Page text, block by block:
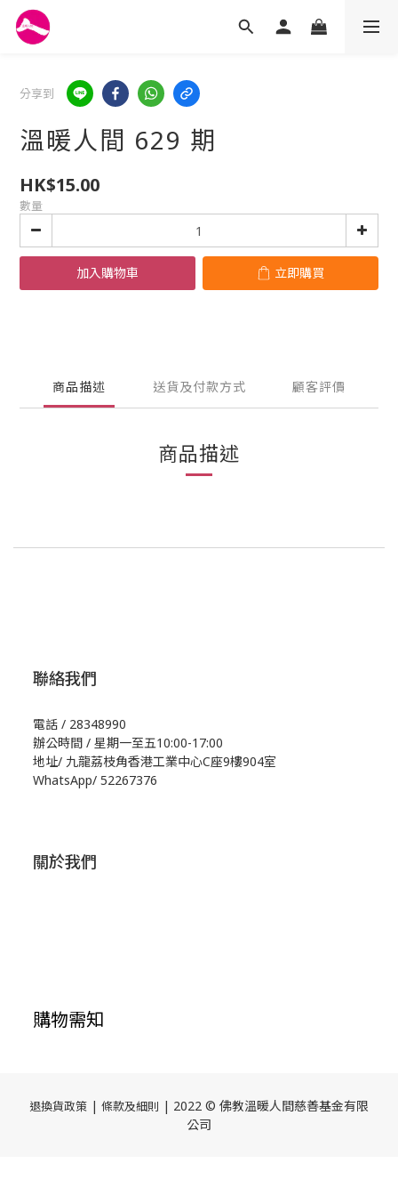
分享到
溫暖人間 629 期
HK$15.00
數量
加入購物車 立即購買
商品描述 送貨及付款方式 顧客評價
商品描述
聯絡我們
電話 / 28348990
辦公時間 / 星期一至五10:00-17:00
地址/ 九龍荔枝角香港工業中心C座9樓904室
WhatsApp/ 52267376
關於我們
購物需知
退換貨政策 | 條款及細則 | 2022 © 佛教溫暖人間慈善基金有限
公司